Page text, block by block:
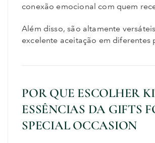
conexão emocional com quem
Além disso, são altamente
excelente aceitação em diferentes
POR QUE ESCOLHER
ESSÊNCIAS DA GIFTS
SPECIAL OCCASION